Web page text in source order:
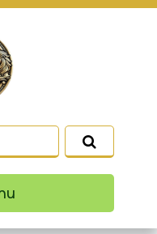
você usa
produtos
de
Leia
de